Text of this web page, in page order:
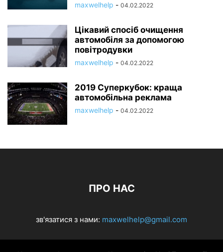
maxwelhelp - 04.02.2022
Цікавий спосіб очищення
автомобіля за допомогою
повітродувки
maxwelhelp - 04.02.2022
2019 Суперкубок: краща
автомобільна реклама
maxwelhelp - 04.02.2022
ПРО НАС
зв'язатися з нами: maxwelhelp@gmail.com